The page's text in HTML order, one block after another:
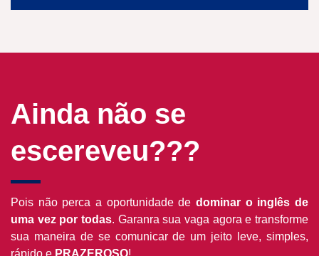
Ainda não se
escereveu???
Pois não perca a oportunidade de dominar o inglês de
uma vez por todas. Garanra sua vaga agora e transforme
sua maneira de se comunicar de um jeito leve, simples,
rápido e PRAZEROSO!